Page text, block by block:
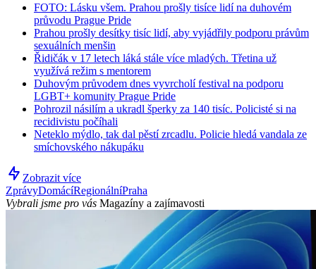
FOTO: Lásku všem. Prahou prošly tisíce lidí na duhovém
průvodu Prague Pride
Prahou prošly desítky tisíc lidí, aby vyjádřily podporu právům
sexuálních menšin
Řidičák v 17 letech láká stále více mladých. Třetina už
využívá režim s mentorem
Duhovým průvodem dnes vyvrcholí festival na podporu
LGBT+ komunity Prague Pride
Pohrozil násilím a ukradl šperky za 140 tisíc. Policisté si na
recidivistu počíhali
Neteklo mýdlo, tak dal pěstí zrcadlu. Policie hledá vandala ze
smíchovského nákupáku
Zobrazit více
ZprávyDomácíRegionálníPraha
Vybrali jsme pro vás Magazíny a zajímavosti